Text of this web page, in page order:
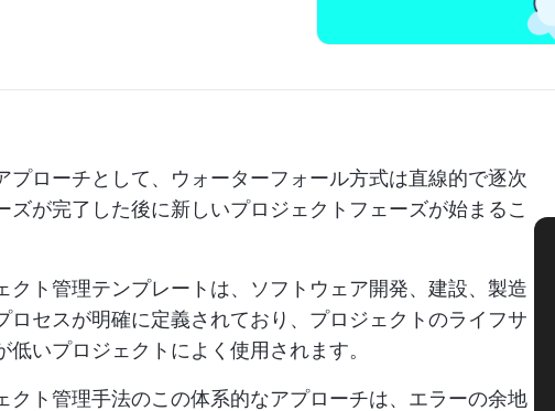
プローチとして、ウォーターフォール方式は直線的で逐次
ズが完了した後に新しいプロジェクトフェーズが始まるこ
クト管理テンプレートは、ソフトウェア開発、建設、製造
ロセスが明確に定義されており、プロジェクトのライフサ
いプロジェクトによく使用されます。
クト管理手法のこの体系的なアプローチは、エラーの余地